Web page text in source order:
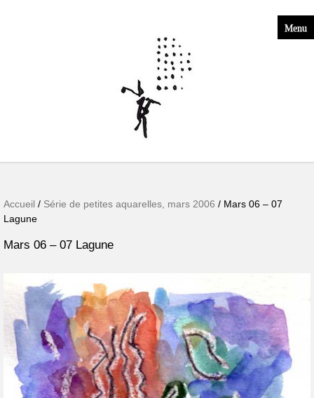
Menu
Accueil / Série de petites aquarelles, mars 2006 / Mars 06 – 07
Lagune
Mars 06 – 07 Lagune